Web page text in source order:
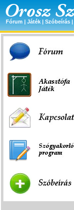
Fórum | Játék | Szóbeírás |